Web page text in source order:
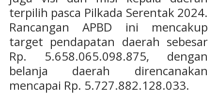
terpilih pasca Pilkada Serentak 2024.
Rancangan APBD ini mencakup
target pendapatan daerah sebesar
Rp. 5.658.065.098.875, dengan
belanja daerah direncanakan
mencapai Rp. 5.727.882.128.033.